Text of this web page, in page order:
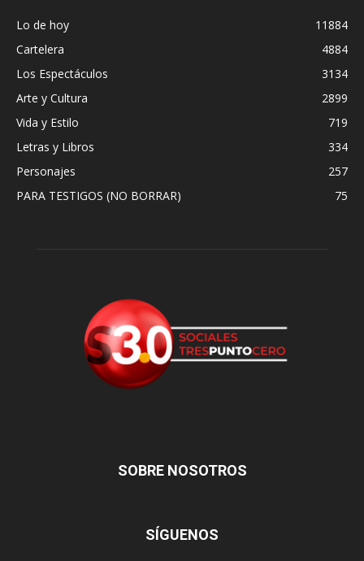
Lo de hoy
11884
Cartelera
4884
Los Espectáculos
3134
Arte y Cultura
2899
Vida y Estilo
719
Letras y Libros
334
Personajes
257
PARA TESTIGOS (NO BORRAR)
75
SOBRE NOSOTROS
SÍGUENOS